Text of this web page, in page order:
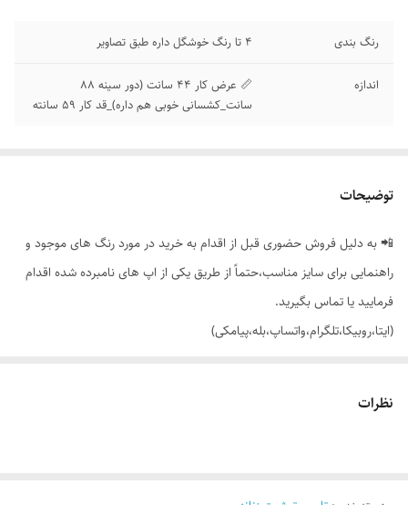
رنگ بندی 4 تا رنگ خوشگل داره طبق تصاویر
اندازه
📏 عرض کار 44 سانت (دور سینه 88
سانت_کشسانی خوبی هم داره)_قد کار 59 سانته
توضیحات
📲 به دلیل فروش حضوری قبل از اقدام به خرید در مورد رنگ های موجود و
راهنمایی برای سایز مناسب،حتماً از طریق یکی از اپ های نامبرده شده اقدام
فرمایید یا تماس بگیرید.
(ایتا،روبیکا،تلگرام،واتساپ،بله،پیامکی)
نظرات